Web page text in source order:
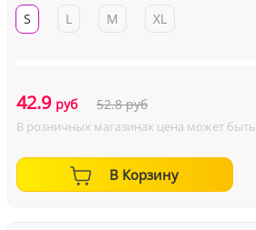
S L M XL
42.9 руб 52.8руб
В розничных магазинах цена может
В Корзину